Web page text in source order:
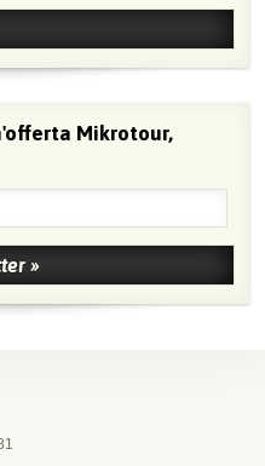
Mikrotour,